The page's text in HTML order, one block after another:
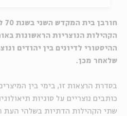
הקהילות הנוצריות הראשונות
ההיסטורי לדיונים בין יהודים
שלאחר מכן.
בסדרת הרצאות זו, בימי בין
כותבים נוצריים על סוגיות
שתי הקהילות הדתיות בשלהי העת